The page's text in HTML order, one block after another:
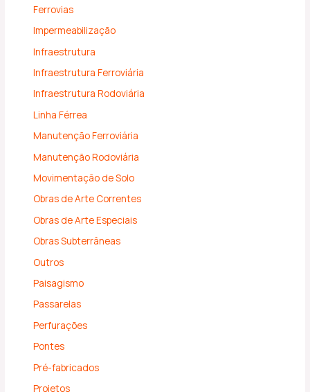
Ferrovias
Impermeabilização
Infraestrutura
Infraestrutura Ferroviária
Infraestrutura Rodoviária
Linha Férrea
Manutenção Ferroviária
Manutenção Rodoviária
Movimentação de Solo
Obras de Arte Correntes
Obras de Arte Especiais
Obras Subterrâneas
Outros
Paisagismo
Passarelas
Perfurações
Pontes
Pré-fabricados
Projetos